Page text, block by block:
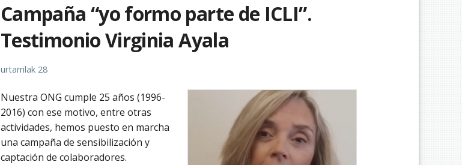
Campaña “yo formo parte de ICLI”.
Testimonio Virginia Ayala
urtarrilak 28
Nuestra ONG cumple 25 años (1996-
2016) con ese motivo, entre otras
actividades, hemos puesto en marcha
una campaña de sensibilización y
captación de colaboradores.